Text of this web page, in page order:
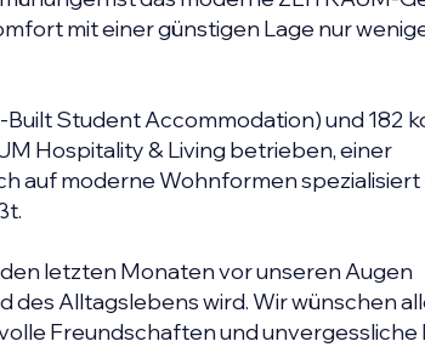
mit einer günstigen Lage nur
Student Accommodation) und 182
Hospitality & Living betrieben, einer
auf moderne Wohnformen spezialisiert
letzten Monaten vor unseren Augen
des Alltagslebens wird. Wir wünschen
Freundschaften und unvergessliche